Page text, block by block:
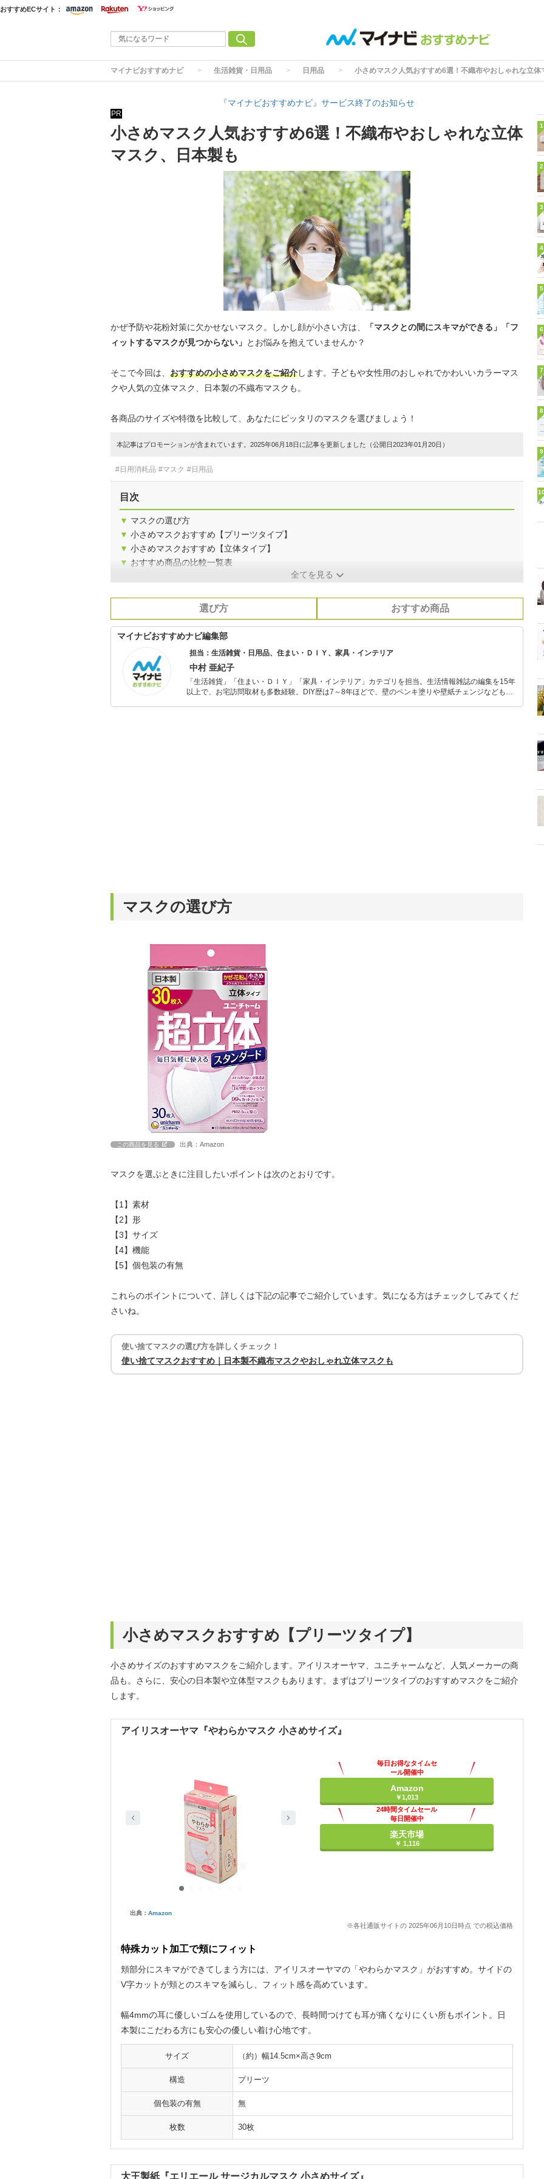
おすすめECサイト：
マイナビおすすめナビ 生活雑貨・日用品 日用品 小さめマスク人気おすすめ6選！不織布やおしゃれな立体
『マイナビおすすめナビ』サービス終了のお知らせ
PR
小さめマスク人気おすすめ6選！不織布やおしゃれな立体
マスク、日本製も
かぜ予防や花粉対策に欠かせないマスク。しかし顔が小さい方は、
「マスクとの間にスキマができる」「フ
ィットするマスクが見つからない」 とお悩みを抱えていませんか？
そこで今回は、 おすすめの小さめマスクをご紹介します。子どもや女性用のおしゃれでかわいいカラーマス
クや人気の立体マスク、日本製の不織布マスクも。
各商品のサイズや特徴を比較して、あなたにピッタリのマスクを選びましょう！
本記事はプロモーションが含まれています。2025年06月18日に記事を更新しました（公開日2023年01月20日）
#日用消耗品 #マスク #日用品
目次
▼ マスクの選び方
▼ 小さめマスクおすすめ【プリーツタイプ】
▼ 小さめマスクおすすめ【立体タイプ】
▼ おすすめ商品の比較一覧表
全てを見る
選び方 おすすめ商品
マイナビおすすめナビ編集部
担当：生活雑貨・日用品、住まい・ＤＩＹ、家具・インテリア
中村 亜紀子
「生活雑貨」「住まい・ＤＩＹ」「家具・インテリア」カテゴリを担当。生活情報雑誌の編集を15年
以上で、お宅訪問取材も多数経験。DIY歴は7～8年ほどで、壁のペンキ塗りや壁紙チェンジなどもチ
マスクの選び方
この商品を見る 出典：Amazon
マスクを選ぶときに注目したいポイントは次のとおりです。
【1】素材
【2】形
【3】サイズ
【4】機能
【5】個包装の有無
これらのポイントについて、詳しくは下記の記事でご紹介しています。気になる方はチェックしてみてくだ
さいね。
使い捨てマスクの選び方を詳しくチェック！
使い捨てマスクおすすめ｜日本製不織布マスクやおしゃれ立体マスクも
小さめマスクおすすめ【プリーツタイプ】
小さめサイズのおすすめマスクをご紹介します。アイリスオーヤマ、ユニチャームなど、人気メーカーの商
品も。さらに、安心の日本製や立体型マスクもあります。まずはプリーツタイプのおすすめマスクをご紹介
します。
アイリスオーヤマ『やわらかマスク 小さめサイズ』
出典： Amazon
毎日お得なタイムセ
ール開催中
Amazon
￥1,013
24時間タイムセール
毎日開催中
楽天市場
￥ 1,116
※各社通販サイトの 2025年06月10日時点 での税込価格
特殊カット加工で頬にフィット
頬部分にスキマができてしまう方には、アイリスオーヤマの「やわらかマスク」がおすすめ。サイドの
V字カットが頬とのスキマを減らし、フィット感を高めています。
幅4mmの耳に優しいゴムを使用しているので、長時間つけても耳が痛くなりにくい所もポイント。日
本製にこだわる方にも安心の優しい着け心地です。
サイズ （約）幅14.5cm×高さ9cm
構造 プリーツ
個包装の有無 無
枚数 30枚
大王製紙『エリエール サージカルマスク 小さめサイズ』
1
2
3
4
5
6
7
8
9